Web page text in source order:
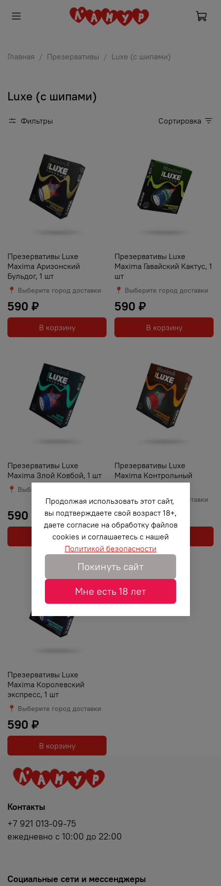
Главная Презервативы Luxe (с шипами)
Luxe (с шипами)
Фильтры Сортировка
Презервативы Luxe
Maxima Аризонский
Бульдог, 1 шт
📍 Выберите город доставки
590 ₽
В корзину
Презервативы Luxe
Maxima Гавайский Кактус, 1
шт
📍 Выберите город доставки
590 ₽
В корзину
Презервативы Luxe
Maxima Злой Ковбой, 1 шт
📍 Выберите город доставки
590 ₽
В корзину
Презервативы Luxe
Maxima Контрольный
выстрел, 1 шт
📍 Выберите город доставки
590 ₽
В корзину
Презервативы Luxe
Maxima Королевский
экспресс, 1 шт
📍 Выберите город доставки
590 ₽
В корзину
Контакты
+7 921 013-09-75
ежедневно с 10:00 до 22:00
Социальные сети и мессенджеры
Продолжая использовать этот сайт,
вы подтверждаете свой возраст 18+,
даете согласие на обработку файлов
cookies и соглашаетесь с нашей
Политикой безопасности
Покинуть сайт
Мне есть 18 лет